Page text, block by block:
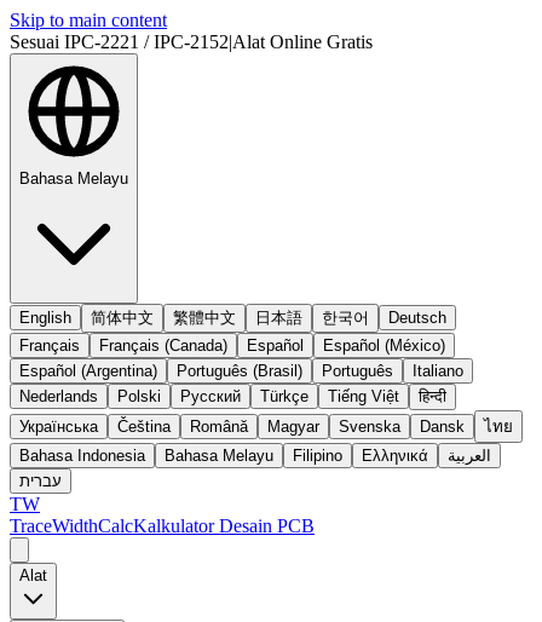
Skip to main content
Sesuai IPC-2221 / IPC-2152|Alat Online Gratis
Bahasa Melayu
English 简体中文 繁體中文 日本語 한국어
Deutsch
Français
Français (Canada) Español
Español (México)
Español (Argentina)
Português (Brasil) Português
Italiano
Nederlands
Polski Русский Türkçe Tiếng Việt
हिन्दी
Українська
Čeština Română Magyar Svenska Dansk
ไทย
Bahasa Indonesia
Bahasa Melayu Filipino Ελληνικά
العربية
עברית
TW
TraceWidthCalcKalkulator Desain PCB
Alat